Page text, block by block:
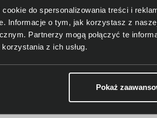
do spersonalizowania treści i
Informacje o tym, jak korzystasz z
Partnerzy mogą połączyć te
z ich usług.
Pokaż
15m biały CP2101U
39,00 zł
netto: 31,71 zł